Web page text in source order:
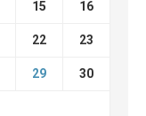
15 16
22 23
29 30